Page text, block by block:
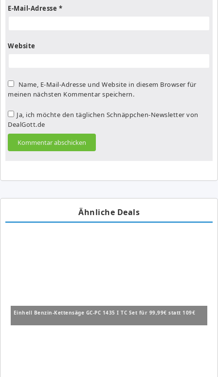
E-Mail-Adresse *
Website
Name, E-Mail-Adresse und Website in diesem Browser für
meinen nächsten Kommentar speichern.
Ja, ich möchte den täglichen Schnäppchen-Newsletter von
DealGott.de
Ähnliche Deals
Einhell Benzin-Kettensäge GC-PC 1435 I TC Set für 99,99€ statt 109€